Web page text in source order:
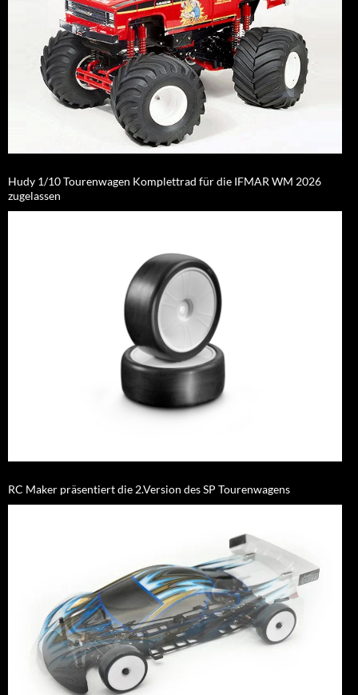
Hudy 1/10 Tourenwagen Komplettrad für die IFMAR WM 2026
zugelassen
RC Maker präsentiert die 2.Version des SP Tourenwagens